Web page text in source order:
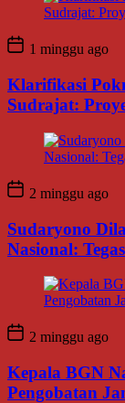
1 minggu ago
Klarifikasi
Sudrajat:
2 minggu ago
Sudaryono
Nasional:
2 minggu ago
Kepala BGN
Pengobatan